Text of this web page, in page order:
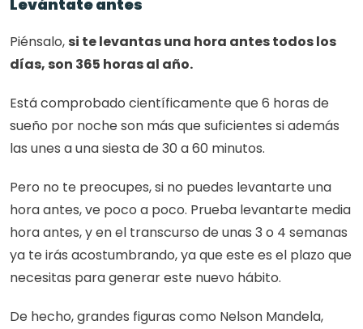
Levántate antes
Piénsalo, si te levantas una hora antes todos los
días, son 365 horas al año.
Está comprobado científicamente que 6 horas de
sueño por noche son más que suficientes si además
las unes a una siesta de 30 a 60 minutos.
Pero no te preocupes, si no puedes levantarte una
hora antes, ve poco a poco. Prueba levantarte media
hora antes, y en el transcurso de unas 3 o 4 semanas
ya te irás acostumbrando, ya que este es el plazo que
necesitas para generar este nuevo hábito.
De hecho, grandes figuras como Nelson Mandela,